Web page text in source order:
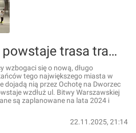
W Warszawie powstaje trasa tramwajowa do Dworca Zachodniego [FILMY]
wzbogaci się o nową, długo
tego największego miasta w
dojadą nią przez Ochotę na Dworzec
wzdłuż ul. Bitwy Warszawskiej
są zaplanowane na lata 2024 i
22.11.2025, 21:14